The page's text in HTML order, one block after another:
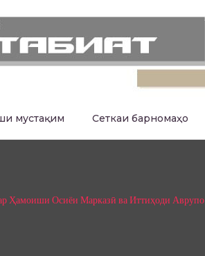
мустақим Сеткаи барномаҳо
Ҳамоиши Осиёи Марказӣ ва Иттиҳоди Аврупо